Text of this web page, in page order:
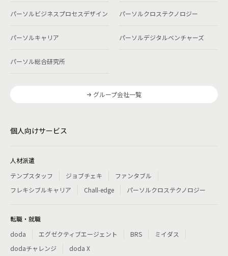
パーソルビジネスプロセスデザイン パーソルクロステクノロジー
パーソルキャリア パーソルデジタルベンチャーズ
パーソル総合研究所
グループ会社一覧
個人向けサービス
人材派遣
テンプスタッフ
ジョブチェキ
ファンタブル
フレキシブルキャリア
Chall-edge パーソルクロステクノロジー
転職・就職
doda
エグゼクティブエージェント BRS
ミイダス
dodaチャレンジ
doda X